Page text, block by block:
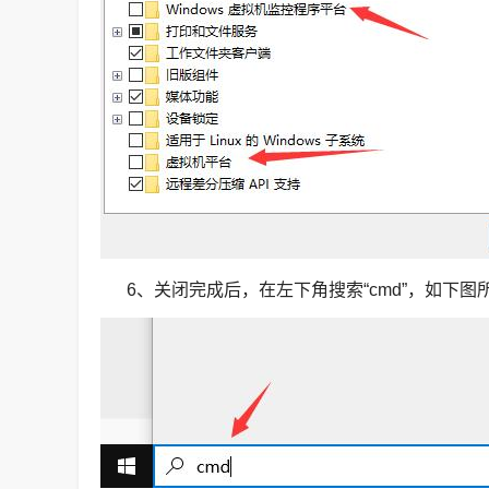
6、关闭完成后，在左下角搜索“cmd”，如下图